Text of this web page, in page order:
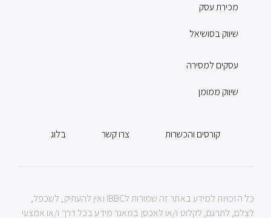
מכירת עסק
שיווק בסושיאל
עסקים למסירה
שיווק ממומן
בלוג צרו קשר קורסים והכשרות
כל הזכויות למידע באתר זה שמורות לIBBC ואין להעתיק, לשכפל,
לצלם, לתרגם, לקלוט ו/או לאכסן במאגר מידע בכל דרך ו/או אמצעי